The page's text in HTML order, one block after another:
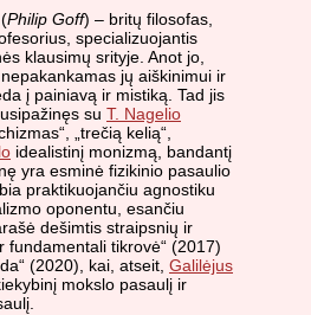
(Philip Goff) – britų filosofas,
specializuojantis
klausimų srityje. Anot jo,
jų aiškinimui ir
į painiavą ir mistiką. Tad jis
su T. Nagelio
„trečią kelią“,
idealistinį monizmą, bandantį
yra esminė fizikinio pasaulio
praktikuojančiu agnostiku
oponentu, esančiu
dešimtis straipsnių ir
fundamentali tikrovė“ (2017)
(2020), kai, atseit, Galilėjus
mokslo pasaulį ir